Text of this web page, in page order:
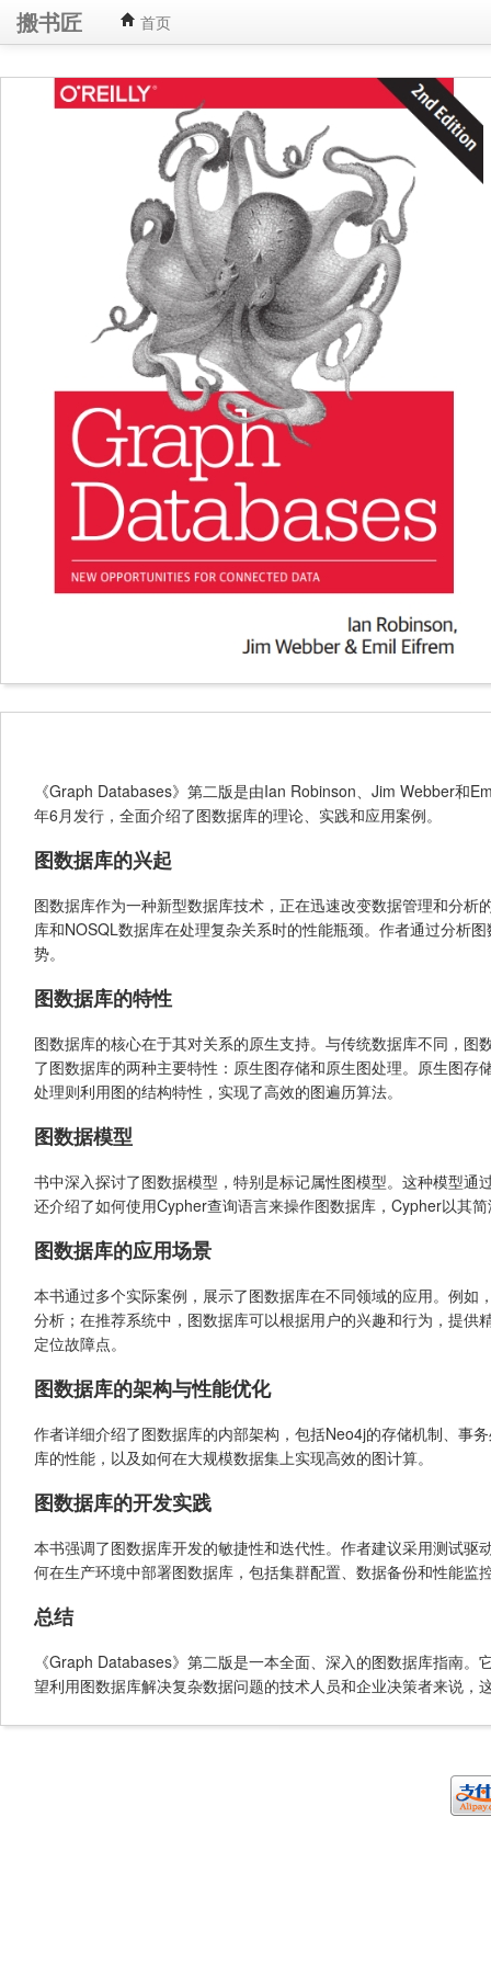
搬书匠 首页
《Graph Databases》第二版是由Ian Robinson、Jim Webber和
年6月发行，全面介绍了图数据库的理论、实践和应用案例。
图数据库的兴起
图数据库作为一种新型数据库技术，正在迅速改变数据管理和分
库和NOSQL数据库在处理复杂关系时的性能瓶颈。作者通过分析
势。
图数据库的特性
图数据库的核心在于其对关系的原生支持。与传统数据库不同，
了图数据库的两种主要特性：原生图存储和原生图处理。原生图
处理则利用图的结构特性，实现了高效的图遍历算法。
图数据模型
书中深入探讨了图数据模型，特别是标记属性图模型。这种模型
还介绍了如何使用Cypher查询语言来操作图数据库，Cypher以其
图数据库的应用场景
本书通过多个实际案例，展示了图数据库在不同领域的应用。例
分析；在推荐系统中，图数据库可以根据用户的兴趣和行为，提
定位故障点。
图数据库的架构与性能优化
作者详细介绍了图数据库的内部架构，包括Neo4j的存储机制、事
库的性能，以及如何在大规模数据集上实现高效的图计算。
图数据库的开发实践
本书强调了图数据库开发的敏捷性和迭代性。作者建议采用测试
何在生产环境中部署图数据库，包括集群配置、数据备份和性能监
总结
《Graph Databases》第二版是一本全面、深入的图数据库指南
望利用图数据库解决复杂数据问题的技术人员和企业决策者来说，